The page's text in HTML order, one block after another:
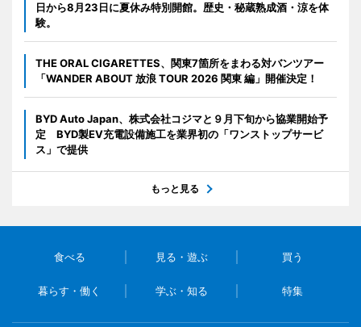
日から8月23日に夏休み特別開館。歴史・秘蔵熟成酒・涼を体
験。
THE ORAL CIGARETTES、関東7箇所をまわる対バンツアー
「WANDER ABOUT 放浪 TOUR 2026 関東 編」開催決定！
BYD Auto Japan、株式会社コジマと９月下旬から協業開始予
定 BYD製EV充電設備施工を業界初の「ワンストップサービ
ス」で提供
もっと見る
食べる 見る・遊ぶ 買う
暮らす・働く 学ぶ・知る 特集